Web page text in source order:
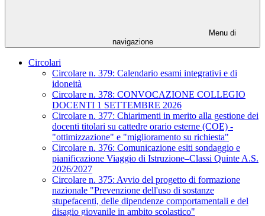
Menu di
navigazione
Circolari
Circolare n. 379: Calendario esami integrativi e di
idoneità
Circolare n. 378: CONVOCAZIONE COLLEGIO
DOCENTI 1 SETTEMBRE 2026
Circolare n. 377: Chiarimenti in merito alla gestione dei
docenti titolari su cattedre orario esterne (COE) -
"ottimizzazione" e "miglioramento su richiesta"
Circolare n. 376: Comunicazione esiti sondaggio e
pianificazione Viaggio di Istruzione–Classi Quinte A.S.
2026/2027
Circolare n. 375: Avvio del progetto di formazione
nazionale "Prevenzione dell'uso di sostanze
stupefacenti, delle dipendenze comportamentali e del
disagio giovanile in ambito scolastico"